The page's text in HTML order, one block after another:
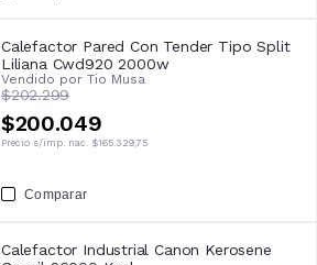
Calefactor Pared Con Tender Tipo Split
Liliana Cwd920 2000w
Vendido por Tio Musa
$202.299
$200.049
Precio s/imp. nac. $165.329,75
Comparar
Calefactor Industrial Canon Kerosene